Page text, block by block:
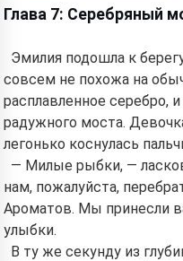
Глава 7: Серебряный
Эмилия подошла к
совсем не похожа на
расплавленное серебро,
радужного моста.
легонько коснулась
— Милые рыбки, —
нам, пожалуйста,
Ароматов. Мы принесли
улыбки.
В ту же секунду из